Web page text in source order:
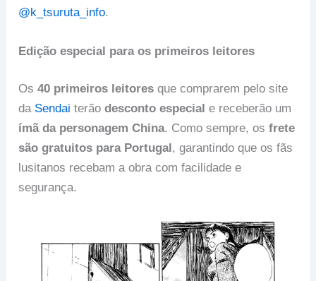
@k_tsuruta_info.
Edição especial para os primeiros leitores
Os40 primeiros leitores que comprarem pelo site
da Sendaiterãodesconto especial e receberão um
ímã da personagem China. Como sempre, os frete
são gratuitos para Portugal , garantindo que os fãs
lusitanos recebam a obra com facilidade e
segurança.